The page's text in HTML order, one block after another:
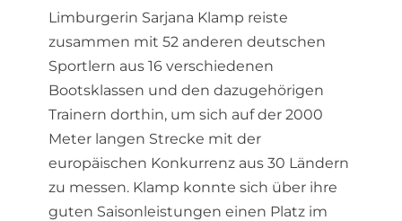
Limburgerin Sarjana Klamp reiste
zusammen mit 52 anderen deutschen
Sportlern aus 16 verschiedenen
Bootsklassen und den dazugehörigen
Trainern dorthin, um sich auf der 2000
Meter langen Strecke mit der
europäischen Konkurrenz aus 30 Ländern
zu messen. Klamp konnte sich über ihre
guten Saisonleistungen einen Platz im